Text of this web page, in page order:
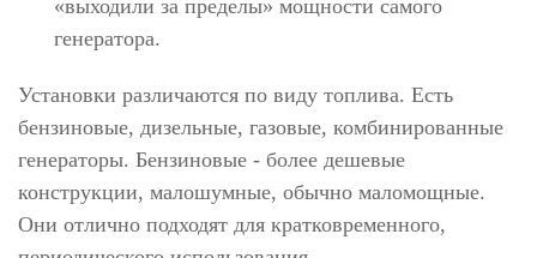
«выходили за пределы» мощности самого
генератора.
Установки различаются по виду топлива. Есть
бензиновые, дизельные, газовые, комбинированные
генераторы. Бензиновые - более дешевые
конструкции, малошумные, обычно маломощные.
Они отлично подходят для кратковременного,